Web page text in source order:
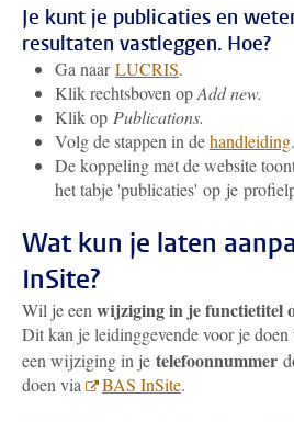
Je kunt je publicaties en
resultaten vastleggen. Hoe?
Ga naarLUCRIS.
Klik rechtsboven opAdd new.
Klik op Publications.
Volg de stappen in dehandleiding.
De koppeling met de website
het tabje 'publicaties' op je
Wat kun je laten
InSite?
Wil je een wijziging in je functietitel
Dit kan je leidinggevende voor je doen
een wijziging in je telefoonnummer
doen via
BAS InSite.